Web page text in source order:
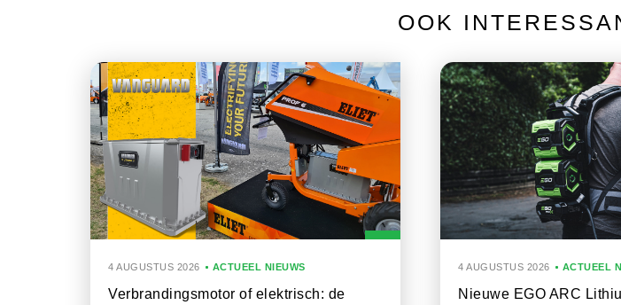
OOK
4 AUGUSTUS 2026 ACTUEEL NIEUWS
Verbrandingsmotor of elektrisch: de
4 AUGUSTUS 2026 ACTUEEL
Nieuwe EGO ARC